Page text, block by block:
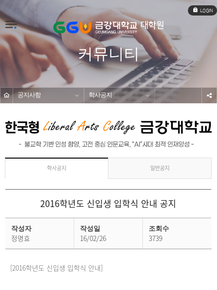
전
체
로
그
커뮤니티
공지사항 학사공지
학사공지 일반공지
학
상
2016학년도 신입생 입학식 안내 공지
작성자
정명효
작성일
16/02/26
조회수
3739
[2016학년도 신입생 입학식 안내]